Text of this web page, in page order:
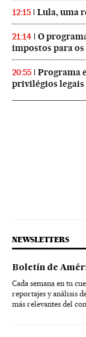
12:15 Lula, uma
21:14
O
impostos para
20:55
Programa
privilégios legais
NEWSLETTERS
Boletín de
Cada semana en tu
reportajes y análisis
más relevantes del